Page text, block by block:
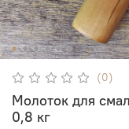
(0)
Молоток для
0,8 кг